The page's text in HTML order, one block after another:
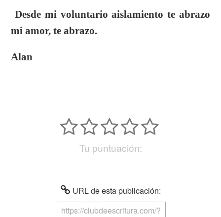
Desde mi voluntario aislamiento te abrazo
mi amor, te abrazo.
Alan
Tu puntuación:
URL de esta publicación: